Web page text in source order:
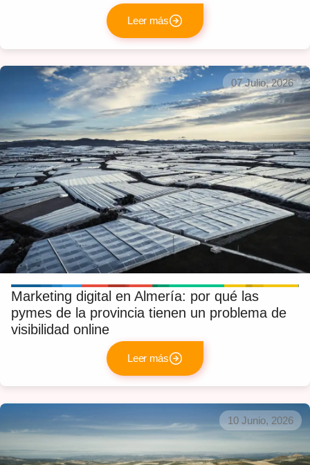
Leer más
07 Julio, 2026
Marketing digital en Almería: por qué las
pymes de la provincia tienen un problema de
visibilidad online
Leer más
10 Junio, 2026